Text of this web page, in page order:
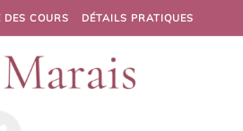
DES COURS DÉTAILS PRATIQUES